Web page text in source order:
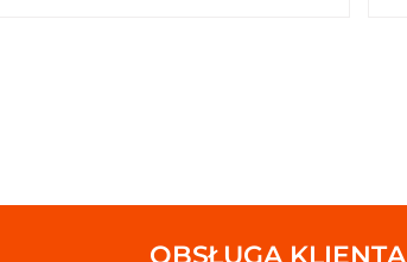
OBSŁUGA KLIENTA